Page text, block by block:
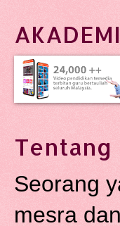
Tentang
Seorang
mesra